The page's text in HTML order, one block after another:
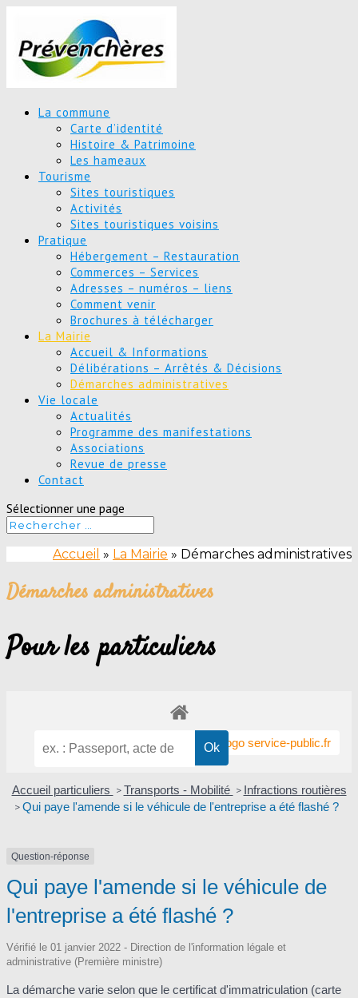
La commune
Carte d’identité
Histoire & Patrimoine
Les hameaux
Tourisme
Sites touristiques
Activités
Sites touristiques voisins
Pratique
Hébergement – Restauration
Commerces – Services
Adresses – numéros – liens
Comment venir
Brochures à télécharger
La Mairie
Accueil & Informations
Délibérations – Arrêtés & Décisions
Démarches administratives
Vie locale
Actualités
Programme des manifestations
Associations
Revue de presse
Contact
Sélectionner une page
Accueil » La Mairie » Démarches administratives
Démarches administratives
Pour les particuliers
Accueil particuliers > Transports - Mobilité > Infractions routières
> Qui paye l'amende si le véhicule de l'entreprise a été flashé ?
Question-réponse
Qui paye l'amende si le véhicule de
l'entreprise a été flashé ?
Vérifié le 01 janvier 2022 - Direction de l'information légale et
administrative (Première ministre)
La démarche varie selon que le certificat d'immatriculation (carte